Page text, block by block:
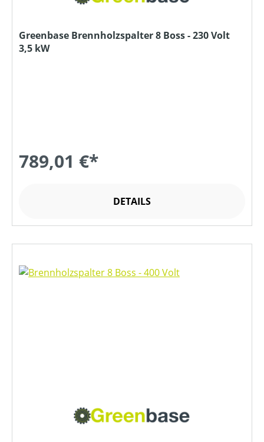
Greenbase Brennholzspalter 8 Boss - 230 Volt
3,5 kW
789,01 €*
DETAILS